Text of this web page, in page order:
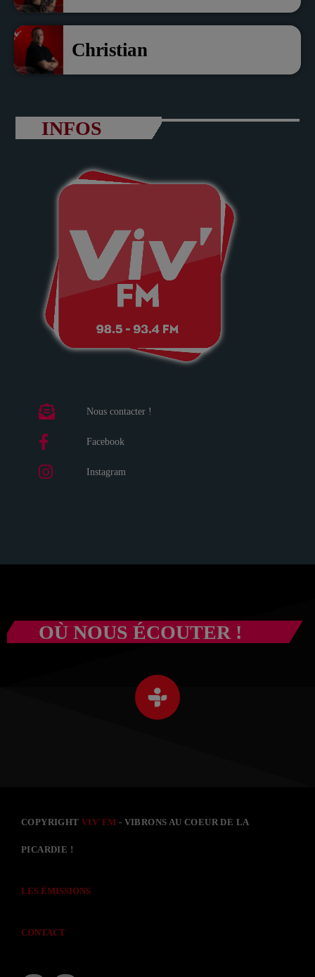
Christian
INFOS
Nous contacter !
Facebook
Instagram
OÙ NOUS ÉCOUTER !
COPYRIGHTVIV'FM - VIBRONS AU COEUR DE LA
PICARDIE !
LES ÉMISSIONS
CONTACT